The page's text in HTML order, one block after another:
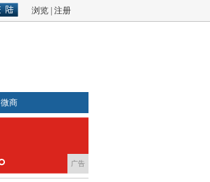
浏览 注册
微商
广告